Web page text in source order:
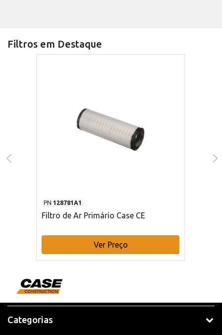
Filtros em Destaque
PN 128781A1
Filtro de Ar Primário Case CE
Ver Preço
Categorias